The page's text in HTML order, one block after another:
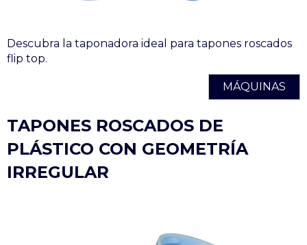
Descubra la taponadora ideal para tapones roscados
flip top.
MÁQUINAS
TAPONES ROSCADOS DE
PLÁSTICO CON GEOMETRÍA
IRREGULAR